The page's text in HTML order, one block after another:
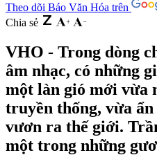
Theo dõi Báo Văn Hóa trên
Chia sẻ
VHO - Trong dòng
âm nhạc, có những
một làn gió mới vừa
truyền thống, vừa
vươn ra thế giới.
một trong những